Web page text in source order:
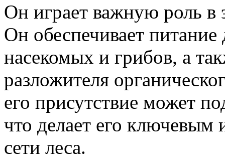
Он играет важную роль в
Он обеспечивает
насекомых и грибов, а
разложителя
его присутствие может
что делает его
сети леса.